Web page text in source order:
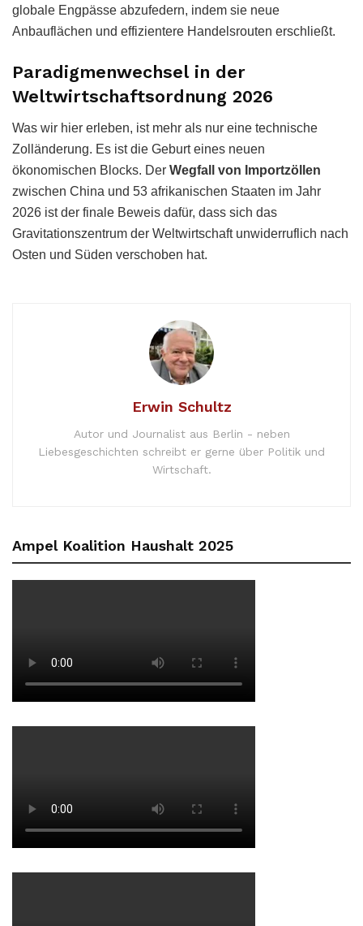
globale Engpässe abzufedern, indem sie neue
Anbauflächen und effizientere Handelsrouten erschließt.
Paradigmenwechsel in der
Weltwirtschaftsordnung 2026
Was wir hier erleben, ist mehr als nur eine technische
Zolländerung. Es ist die Geburt eines neuen
ökonomischen Blocks. Der Wegfall von Importzöllen
zwischen China und 53 afrikanischen Staaten im Jahr
2026 ist der finale Beweis dafür, dass sich das
Gravitationszentrum der Weltwirtschaft unwiderruflich nach
Osten und Süden verschoben hat.
Erwin Schultz
Autor und Journalist aus Berlin - neben
Liebesgeschichten schreibt er gerne über Politik und
Wirtschaft.
Ampel Koalition Haushalt 2025